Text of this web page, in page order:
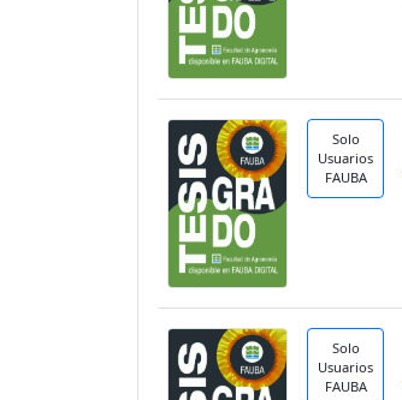
Solo
Usuarios
FAUBA
Solo
Usuarios
FAUBA